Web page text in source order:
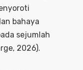
bahaya
sejumlah
2026).